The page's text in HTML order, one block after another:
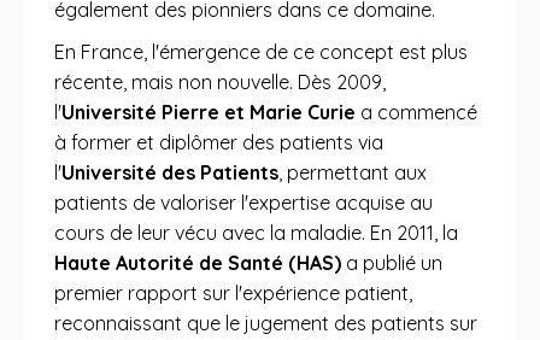
également des pionniers dans ce domaine.
En France, l'émergence de ce concept est plus
récente, mais non nouvelle. Dès 2009,
l'Université Pierre et Marie Curie a commencé
à former et diplômer des patients via
l'Université des Patients, permettant aux
patients de valoriser l'expertise acquise au
cours de leur vécu avec la maladie. En 2011, la
Haute Autorité de Santé (HAS) a publié un
premier rapport sur l'expérience patient,
reconnaissant que le jugement des patients sur